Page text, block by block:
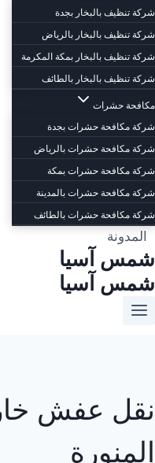
شركة تنظيف بالبخار بجدة
شركة تنظيف بالبخار بالرياض
شركة تنظيف بالبخار بمكة المكرمة
شركة تنظيف بالبخار بالطائف
مكافحة حشرات
شركة مكافحة حشرات بجدة
شركة مكافحة حشرات بالرياض
شركة مكافحة حشرات بمكة
شركة مكافحة حشرات بالمدينة
شركة مكافحة حشرات بالطائف
المدونة
شمس آسيا
شمس آسيا
نقل عفش
المنورة